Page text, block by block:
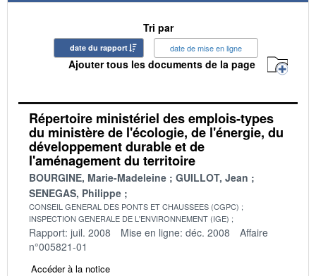
Tri par
date du rapport date de mise en ligne
Ajouter tous les documents de la page
Répertoire ministériel des emplois-types
du ministère de l'écologie, de l'énergie, du
développement durable et de
l'aménagement du territoire
BOURGINE, Marie-Madeleine
GUILLOT, Jean
SENEGAS, Philippe
CONSEIL GENERAL DES PONTS ET CHAUSSEES (CGPC)
INSPECTION GENERALE DE L'ENVIRONNEMENT (IGE)
Rapport: juil. 2008 Mise en ligne: déc. 2008
Affaire
n°005821-01
Accéder à la notice